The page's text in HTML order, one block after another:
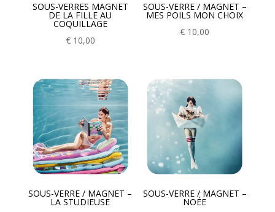
SOUS-VERRES MAGNET
DE LA FILLE AU
COQUILLAGE
€10,00
SOUS-VERRE / MAGNET –
MES POILS MON CHOIX
€ 10,00
SOUS-VERRE / MAGNET –
LA STUDIEUSE
SOUS-VERRE / MAGNET –
NOÉE